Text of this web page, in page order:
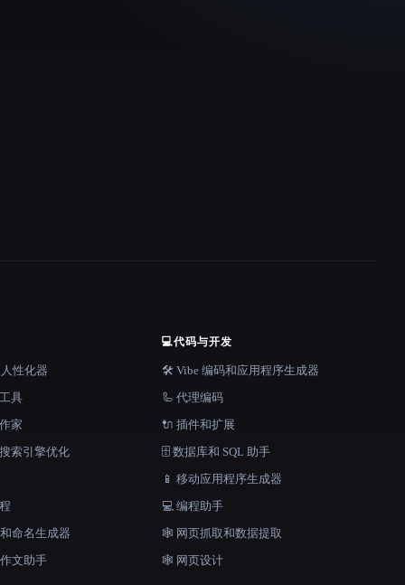
性化器
具
家
索引擎优化
命名生成器
文助手
💻代码与开发
🛠️ Vibe 编码和应用程序生成器
🦾 代理编码
🔌 插件和扩展
🗄️ 数据库和 SQL 助手
📱 移动应用程序生成器
💻 编程助手
🕸️ 网页抓取和数据提取
🕸 网页设计